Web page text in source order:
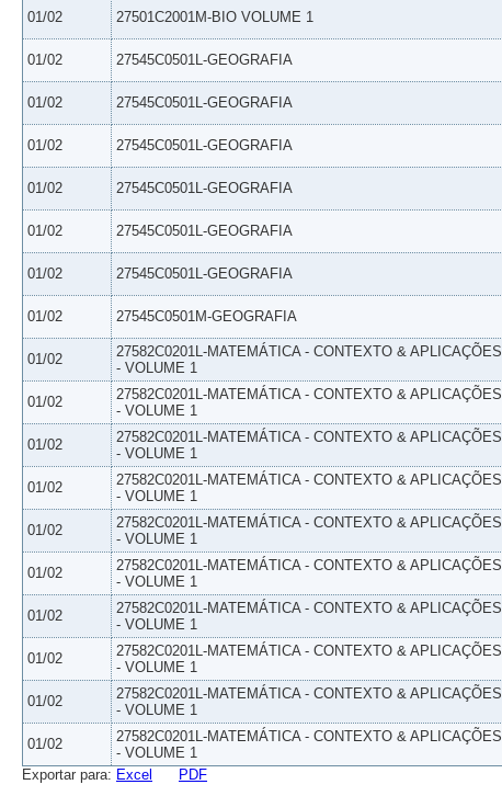
01/02 27501C2001M-BIO VOLUME 1
01/02 27545C0501L-GEOGRAFIA
01/02 27545C0501L-GEOGRAFIA
01/02 27545C0501L-GEOGRAFIA
01/02 27545C0501L-GEOGRAFIA
01/02 27545C0501L-GEOGRAFIA
01/02 27545C0501L-GEOGRAFIA
01/02 27545C0501M-GEOGRAFIA
01/02
27582C0201L-MATEMÁTICA - CONTEXTO & APLICAÇÕES
- VOLUME 1
01/02
27582C0201L-MATEMÁTICA - CONTEXTO & APLICAÇÕES
- VOLUME 1
01/02
27582C0201L-MATEMÁTICA - CONTEXTO & APLICAÇÕES
- VOLUME 1
01/02
27582C0201L-MATEMÁTICA - CONTEXTO & APLICAÇÕES
- VOLUME 1
01/02
27582C0201L-MATEMÁTICA - CONTEXTO & APLICAÇÕES
- VOLUME 1
01/02
27582C0201L-MATEMÁTICA - CONTEXTO & APLICAÇÕES
- VOLUME 1
01/02
27582C0201L-MATEMÁTICA - CONTEXTO & APLICAÇÕES
- VOLUME 1
01/02
27582C0201L-MATEMÁTICA - CONTEXTO & APLICAÇÕES
- VOLUME 1
01/02
27582C0201L-MATEMÁTICA - CONTEXTO & APLICAÇÕES
- VOLUME 1
01/02
27582C0201L-MATEMÁTICA - CONTEXTO & APLICAÇÕES
- VOLUME 1
Exportar para: Excel PDF